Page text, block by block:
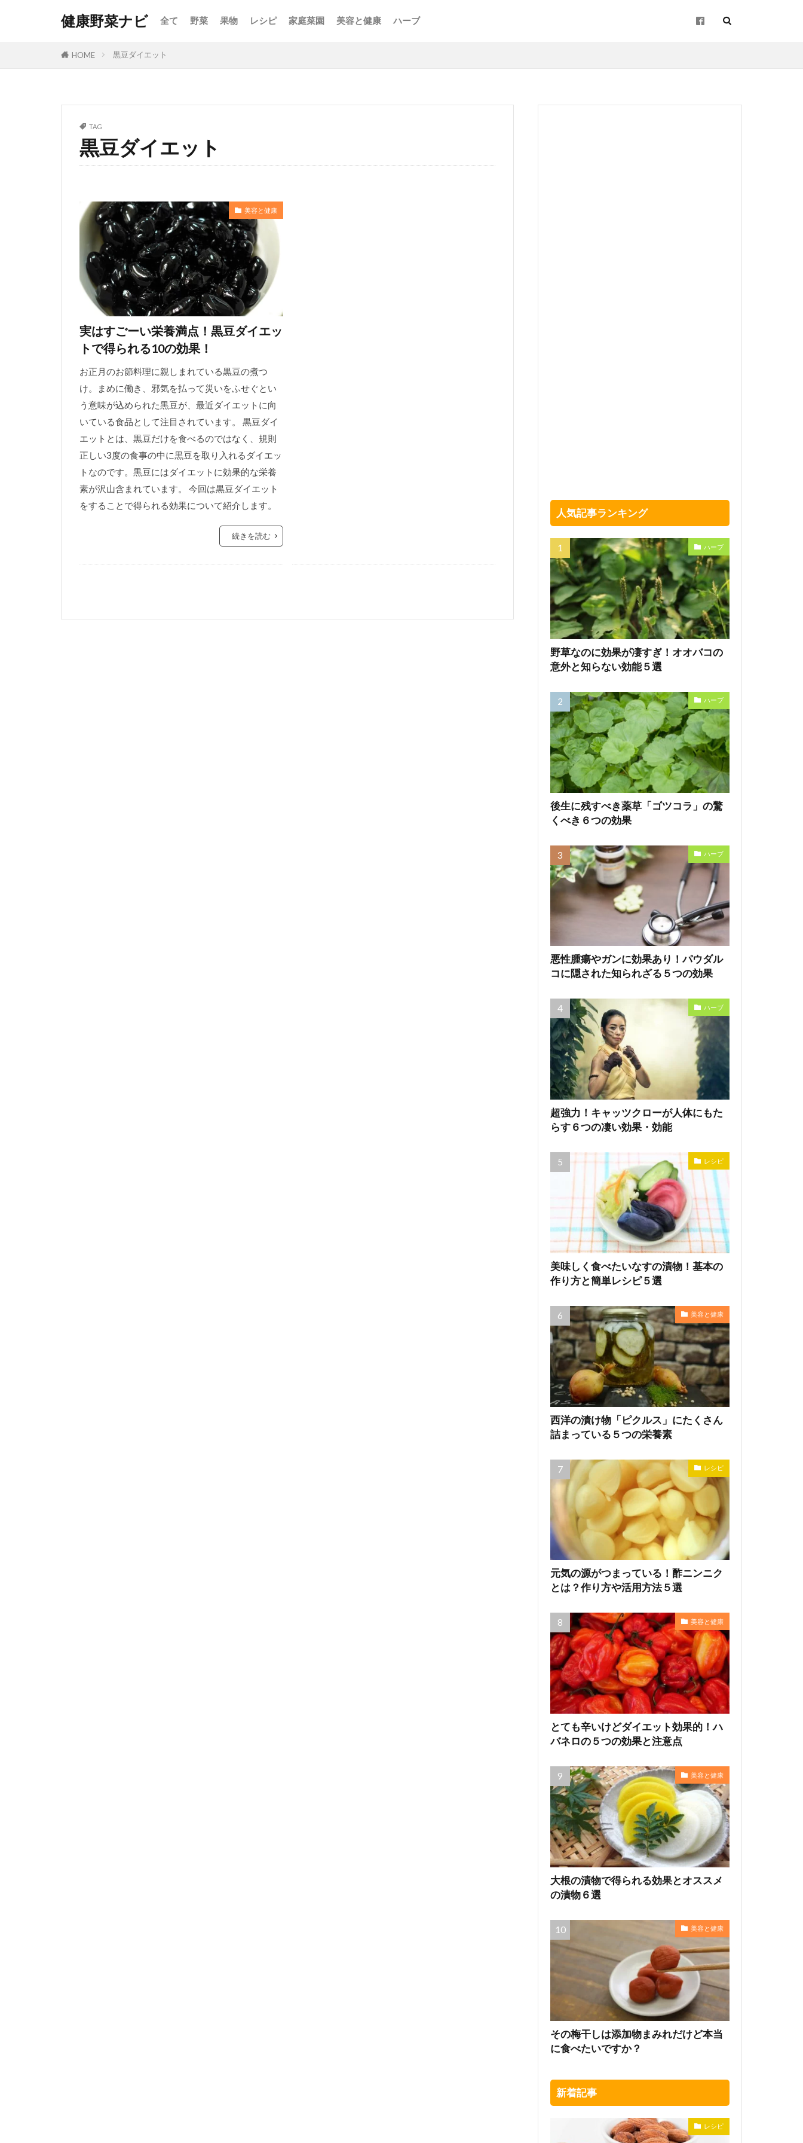
健康野菜ナビ 全て 野菜 果物 レシピ 家庭菜園 美容と健康 ハーブ
HOME 黒豆ダイエット
TAG
黒豆ダイエット
美容と健康
実はすごーい栄養満点！黒豆ダイエッ
トで得られる10の効果！
お正月のお節料理に親しまれている黒豆の煮つ
け。まめに働き、邪気を払って災いをふせぐとい
う意味が込められた黒豆が、最近ダイエットに向
いている食品として注目されています。 黒豆ダイ
エットとは、黒豆だけを食べるのではなく、規則
正しい3度の食事の中に黒豆を取り入れるダイエッ
トなのです。黒豆にはダイエットに効果的な栄養
素が沢山含まれています。 今回は黒豆ダイエット
をすることで得られる効果について紹介します。
続きを読む
人気記事ランキング
ハーブ
野草なのに効果が凄すぎ！オオバコの
意外と知らない効能５選
ハーブ
後生に残すべき薬草「ゴツコラ」の驚
くべき６つの効果
ハーブ
悪性腫瘍やガンに効果あり！パウダル
コに隠された知られざる５つの効果
ハーブ
超強力！キャッツクローが人体にもた
らす６つの凄い効果・効能
レシピ
美味しく食べたいなすの漬物！基本の
作り方と簡単レシピ５選
美容と健康
西洋の漬け物「ピクルス」にたくさん
詰まっている５つの栄養素
レシピ
元気の源がつまっている！酢ニンニク
とは？作り方や活用方法５選
美容と健康
とても辛いけどダイエット効果的！ハ
バネロの５つの効果と注意点
美容と健康
大根の漬物で得られる効果とオススメ
の漬物６選
美容と健康
その梅干しは添加物まみれだけど本当
に食べたいですか？
新着記事
レシピ